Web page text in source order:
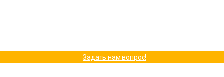
Задать нам вопрос!